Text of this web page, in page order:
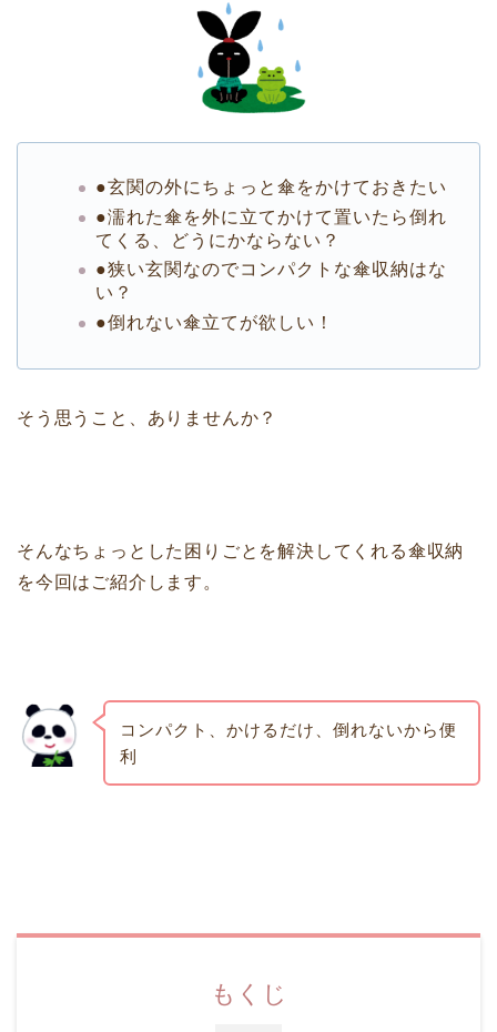
●玄関の外にちょっと傘をかけておきたい
●濡れた傘を外に立てかけて置いたら倒れ
てくる、どうにかならない？
●狭い玄関なのでコンパクトな傘収納はな
い？
●倒れない傘立てが欲しい！
そう思うこと、ありませんか？
そんなちょっとした困りごとを解決してくれる傘収納
を今回はご紹介します。
コンパクト、かけるだけ、倒れないから便
利
もくじ